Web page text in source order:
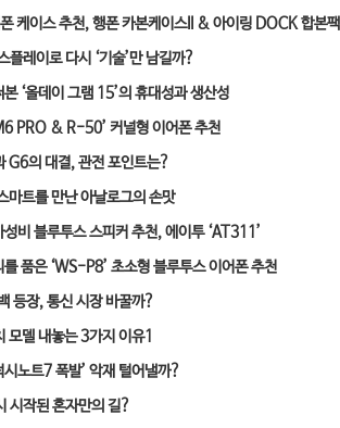
케이스 추천, 행폰 카본케이스II & 아이링 DOCK 합본팩
레이로 다시 ‘기술’만 남길까?
‘올데이 그램 15’의 휴대성과 생산성
PRO & R-50’ 커널형 이어폰 추천
G6의 대결, 관전 포인트는?
마트를 만난 아날로그의 손맛
비 블루투스 스피커 추천, 에이투 ‘AT311’
품은 ‘WS-P8’ 초소형 블루투스 이어폰 추천
등장, 통신 시장 바꿀까?
모델 내놓는 3가지 이유1
노트7 폭발’ 악재 털어낼까?
시작된 혼자만의 길?